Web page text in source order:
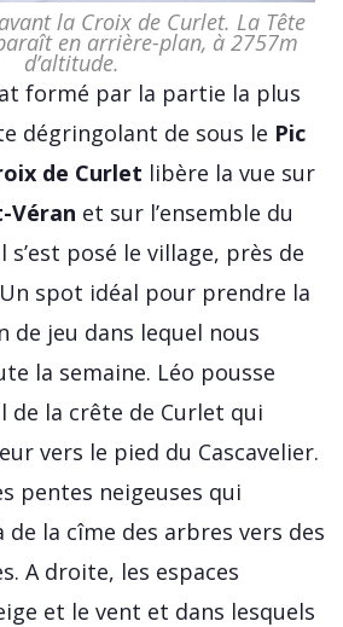
la Croix de Curlet. La Tête
en arrière-plan, à 2757m
d’altitude.
formé par la partie la plus
dégringolant de sous le Pic
de Curlet libère la vue sur
Véran et sur l’ensemble du
posé le village, près de
spot idéal pour prendre la
de jeu dans lequel nous
la semaine. Léo pousse
de la crête de Curlet qui
vers le pied du Cascavelier.
pentes neigeuses qui
de la cîme des arbres vers des
A droite, les espaces
et le vent et dans lesquels